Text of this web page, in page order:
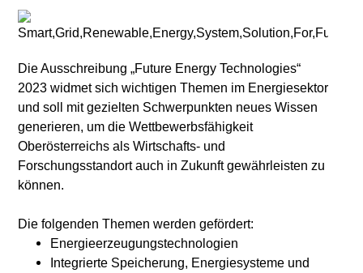
Die Ausschreibung „Future Energy Technologies“
2023 widmet sich wichtigen Themen im Energiesektor
und soll mit gezielten Schwerpunkten neues Wissen
generieren, um die Wettbewerbsfähigkeit
Oberösterreichs als Wirtschafts- und
Forschungsstandort auch in Zukunft gewährleisten zu
können.
Die folgenden Themen werden gefördert:
Energieerzeugungstechnologien
Integrierte Speicherung, Energiesysteme und